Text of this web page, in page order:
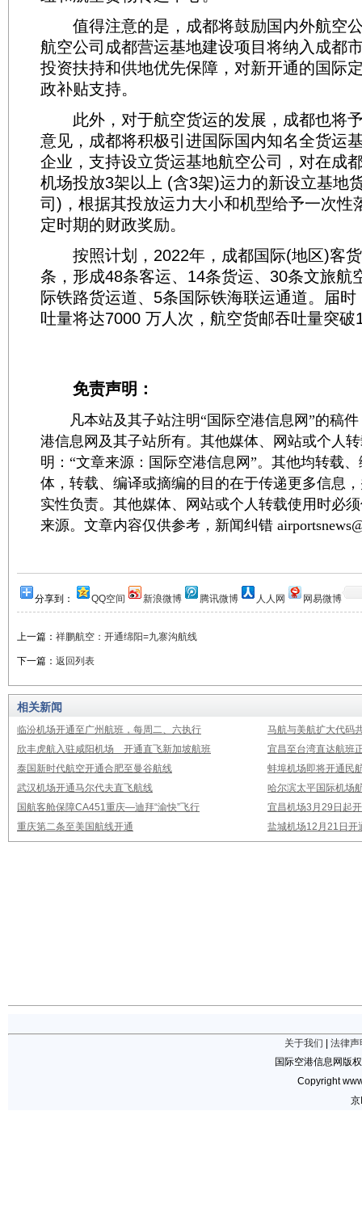
值得注意的是，成都将鼓励国内外航空
航空公司成都营运基地建设项目将纳入成都
投资扶持和供地优先保障，对新开通的国际
政补贴支持。
此外，对于航空货运的发展，成都也将
意见，成都将积极引进国际国内知名全货运
企业，支持设立货运基地航空公司，对在成
机场投放3架以上 (含3架)运力的新设立基地
司)，根据其投放运力大小和机型给予一次性
定时期的财政奖励。
按照计划，2022年，成都国际(地区)客货
条，形成48条客运、14条货运、30条文旅航
际铁路货运道、5条国际铁海联运通道。届
吐量将达7000 万人次，航空货邮吞吐量突破
免责声明：
凡本站及其子站注明“国际空港信息网”的稿件
港信息网及其子站所有。其他媒体、网站或个人
明：“文章来源：国际空港信息网”。其他均转载
体，转载、编译或摘编的目的在于传递更多信息
实性负责。其他媒体、网站或个人转载使用时必
来源。文章内容仅供参考，新闻纠错
分享到： QQ空间 新浪微博 腾讯微博 人人网 网易微博
上一篇： 祥鹏航空：开通绵阳=九寨沟航线
下一篇： 返回列表
相关新闻
临汾机场开通至广州航班，每周二、六执行
马航与美航扩大代码
欣丰虎航入驻咸阳机场 开通直飞新加坡航班
宜昌至台湾直达航班
泰国新时代航空开通合肥至曼谷航线
蚌埠机场即将开通民
武汉机场开通马尔代夫直飞航线
哈尔滨太平国际机场
国航客舱保障CA451重庆—迪拜“渝快”飞行
宜昌机场3月29日起
重庆第二条至美国航线开通
盐城机场12月21日开
关于我们
法律声
国际空港信息网版
Copyright